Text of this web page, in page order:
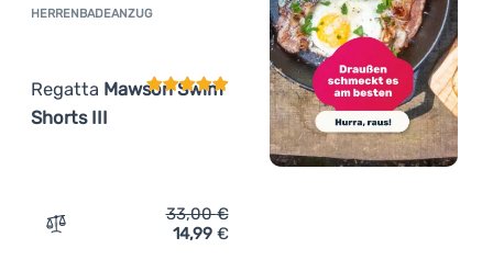
HERRENBADEANZUG
Regatta Mawson Swim
Shorts III
Kundenbewertung
Zum Vergleich 'Herrenbadeanzug Regatta Mawson
33,00€
14,99 €